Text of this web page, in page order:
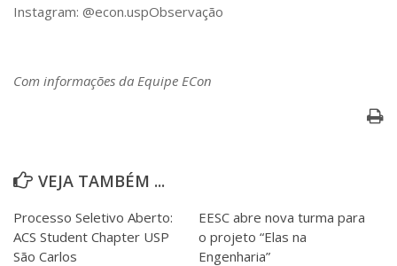
Instagram: @econ.uspObservação
Com informações da Equipe ECon
VEJA TAMBÉM ...
Processo Seletivo Aberto:
ACS Student Chapter USP
São Carlos
EESC abre nova turma para
o projeto “Elas na
Engenharia”